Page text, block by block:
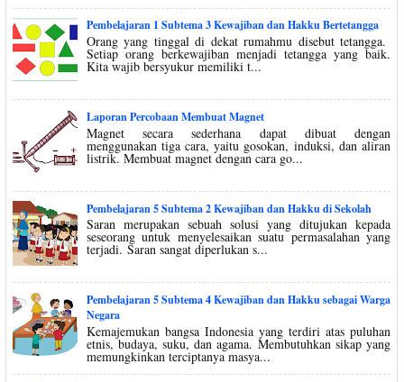
Pembelajaran 1 Subtema 3 Kewajiban dan Hakku Bertetangga
Orang yang tinggal di dekat rumahmu disebut tetangga.
Setiap orang berkewajiban menjadi tetangga yang baik.
Kita wajib bersyukur memiliki t...
Laporan Percobaan Membuat Magnet
Magnet secara sederhana dapat dibuat dengan
menggunakan tiga cara, yaitu gosokan, induksi, dan aliran
listrik. Membuat magnet dengan cara go...
Pembelajaran 5 Subtema 2 Kewajiban dan Hakku di Sekolah
Saran merupakan sebuah solusi yang ditujukan kepada
seseorang untuk menyelesaikan suatu permasalahan yang
terjadi. Saran sangat diperlukan s...
Pembelajaran 5 Subtema 4 Kewajiban dan Hakku sebagai Warga
Negara
Kemajemukan bangsa Indonesia yang terdiri atas puluhan
etnis, budaya, suku, dan agama. Membutuhkan sikap yang
memungkinkan terciptanya masya...